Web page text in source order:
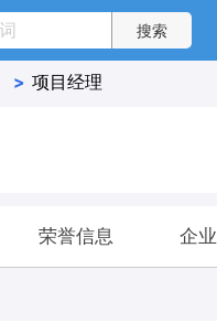
> 项目经理
荣誉信息 企